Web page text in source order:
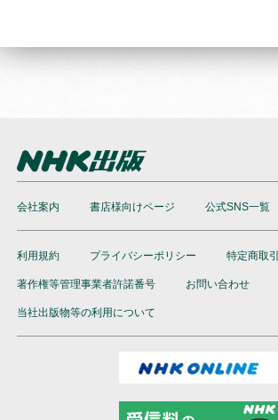
会社案内 書店様向けページ 公式SNS一覧
利用規約 プライバシーポリシー 特定商取
著作権等管理事業者許諾番号 お問い合わせ
当社出版物等の利用について